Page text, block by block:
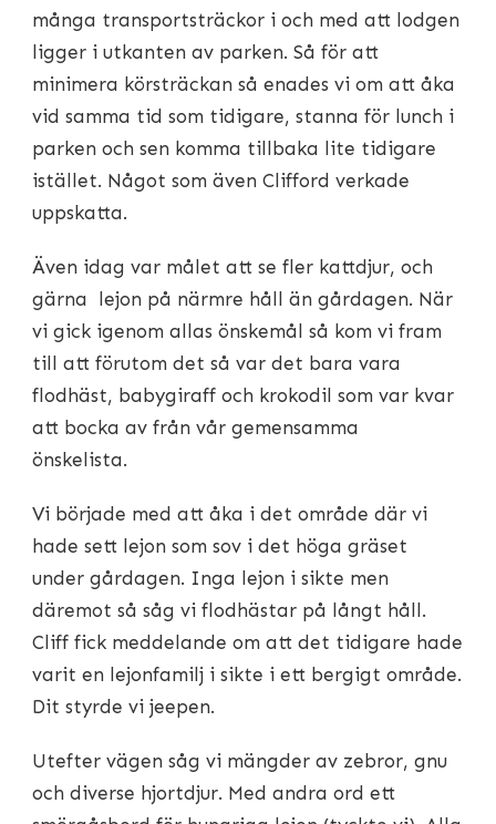
många transportsträckor i och med att lodgen
ligger i utkanten av parken. Så för att
minimera körsträckan så enades vi om att åka
vid samma tid som tidigare, stanna för lunch i
parken och sen komma tillbaka lite tidigare
istället. Något som även Clifford verkade
uppskatta.
Även idag var målet att se fler kattdjur, och
gärna lejon på närmre håll än gårdagen. När
vi gick igenom allas önskemål så kom vi fram
till att förutom det så var det bara vara
flodhäst, babygiraff och krokodil som var kvar
att bocka av från vår gemensamma
önskelista.
Vi började med att åka i det område där vi
hade sett lejon som sov i det höga gräset
under gårdagen. Inga lejon i sikte men
däremot så såg vi flodhästar på långt håll.
Cliff fick meddelande om att det tidigare hade
varit en lejonfamilj i sikte i ett bergigt område.
Dit styrde vi jeepen.
Utefter vägen såg vi mängder av zebror, gnu
och diverse hjortdjur. Med andra ord ett